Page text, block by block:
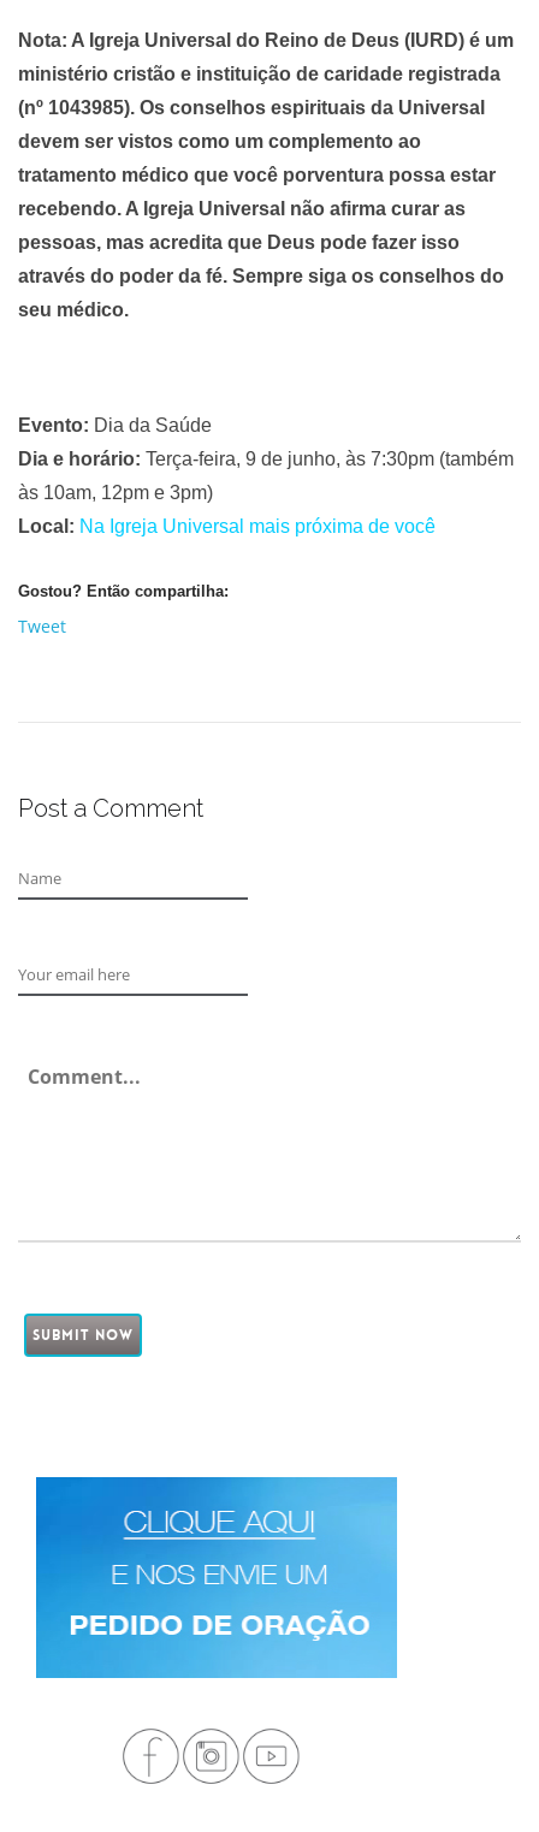
Nota: A Igreja Universal do Reino de Deus (IURD) é um
ministério cristão e instituição de caridade registrada
(nº 1043985). Os conselhos espirituais da Universal
devem ser vistos como um complemento ao
tratamento médico que você porventura possa estar
recebendo. A Igreja Universal não afirma curar as
pessoas, mas acredita que Deus pode fazer isso
através do poder da fé. Sempre siga os conselhos do
seu médico.
Evento: Dia da Saúde
Dia e horário: Terça-feira, 9 de junho, às 7:30pm (também
às 10am, 12pm e 3pm)
Local: Na Igreja Universal mais próxima de você
Gostou? Então compartilha:
Tweet
Post a Comment